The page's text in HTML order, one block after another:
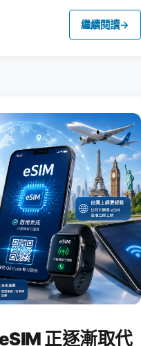
繼續閱讀→
正逐漸取代